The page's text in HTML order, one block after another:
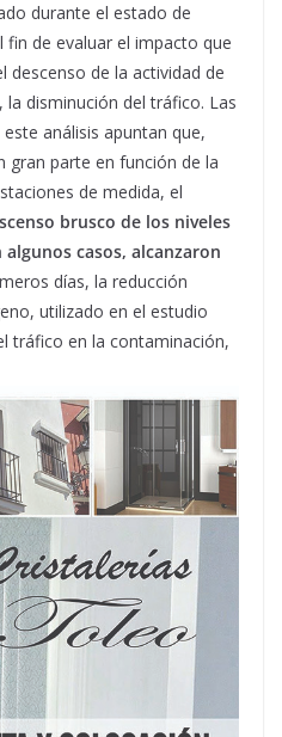
durante el estado de
de evaluar el impacto que
descenso de la actividad de
disminución del tráfico. Las
análisis apuntan que,
gran parte en función de la
de medida, el
brusco de los niveles
casos, alcanzaron
días, la reducción
utilizado en el estudio
tráfico en la contaminación,